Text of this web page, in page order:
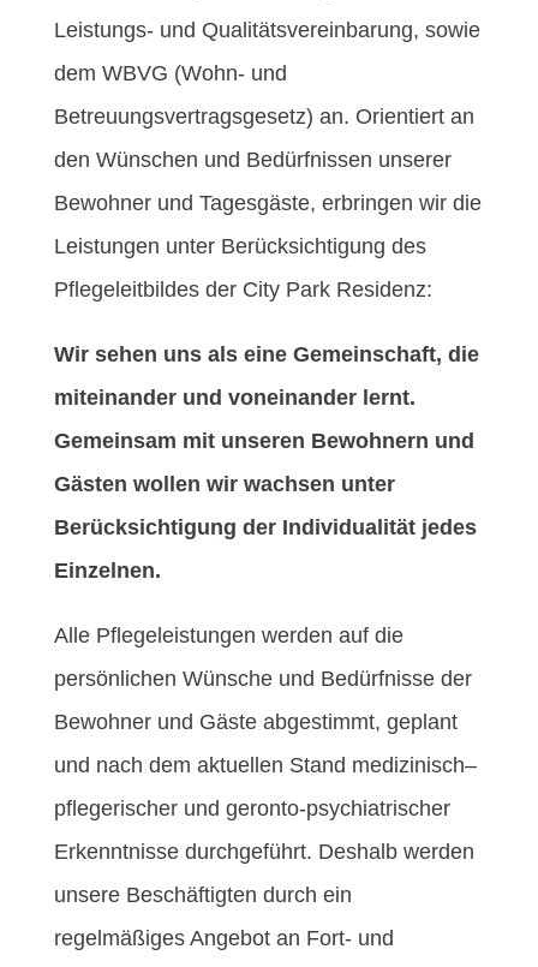
Leistungs- und Qualitätsvereinbarung, sowie
dem WBVG (Wohn- und
Betreuungsvertragsgesetz) an. Orientiert an
den Wünschen und Bedürfnissen unserer
Bewohner und Tagesgäste, erbringen wir die
Leistungen unter Berücksichtigung des
Pflegeleitbildes der City Park Residenz:
Wir sehen uns als eine Gemeinschaft, die
miteinander und voneinander lernt.
Gemeinsam mit unseren Bewohnern und
Gästen wollen wir wachsen unter
Berücksichtigung der Individualität jedes
Einzelnen.
Alle Pflegeleistungen werden auf die
persönlichen Wünsche und Bedürfnisse der
Bewohner und Gäste abgestimmt, geplant
und nach dem aktuellen Stand medizinisch–
pflegerischer und geronto-psychiatrischer
Erkenntnisse durchgeführt. Deshalb werden
unsere Beschäftigten durch ein
regelmäßiges Angebot an Fort- und